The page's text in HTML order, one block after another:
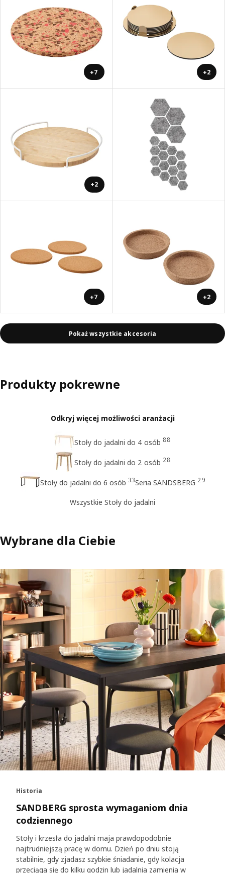
+7 +2
+2
+7 +2
Pokaż wszystkie akcesoria
Produkty pokrewne
Odkryj więcej możliwości aranżacji
Stoły do jadalni do 4 osób 88
Stoły do jadalni do 2 osób 28
Stoły do jadalni do 6 osób 33Seria SANDSBERG 29
Wszystkie Stoły do jadalni
Wybrane dla Ciebie
Historia
SANDBERG sprosta wymaganiom dnia
codziennego
Stoły i krzesła do jadalni maja prawdopodobnie
najtrudniejszą pracę w domu. Dzień po dniu stoją
stabilnie, gdy zjadasz szybkie śniadanie, gdy kolacja
przeciąga się do kilku godzin lub jadalnia zamienia w